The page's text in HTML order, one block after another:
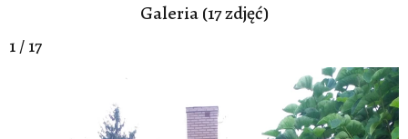
Galeria (17 zdjęć)
1 / 17